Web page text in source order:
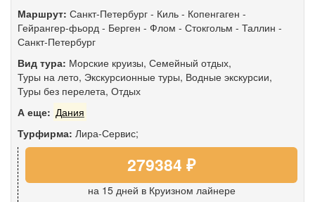
Маршрут: Санкт-Петербург - Киль - Копенгаген -
Гейрангер-фьорд - Берген - Флом - Стокгольм - Таллин -
Санкт-Петербург
Вид тура: Морские круизы, Семейный отдых,
Туры на лето, Экскурсионные туры, Водные экскурсии,
Туры без перелета, Отдых
А еще: Дания
Турфирма: Лира-Сервис;
279384 ₽
на 15 дней в Круизном лайнере